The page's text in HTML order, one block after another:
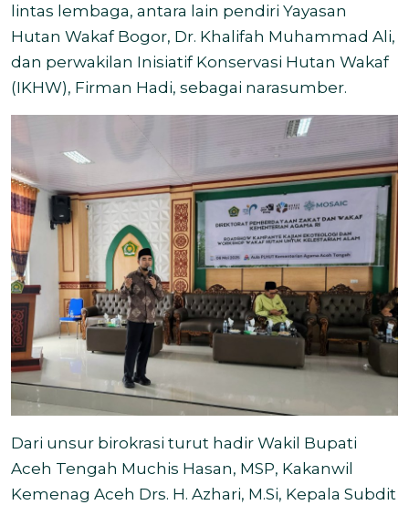
lintas lembaga, antara lain pendiri Yayasan
Hutan Wakaf Bogor, Dr. Khalifah Muhammad Ali,
dan perwakilan Inisiatif Konservasi Hutan Wakaf
(IKHW), Firman Hadi, sebagai narasumber.
Dari unsur birokrasi turut hadir Wakil Bupati
Aceh Tengah Muchis Hasan, MSP, Kakanwil
Kemenag Aceh Drs. H. Azhari, M.Si, Kepala Subdit